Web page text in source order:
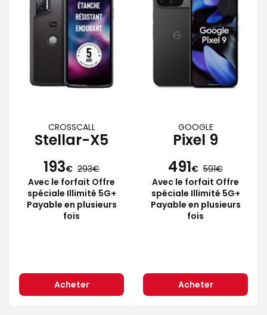
CROSSCALL
Stellar-X5
193€ 293
Avec le forfait Offre
spéciale Illimité 5G+
Payable en plusieurs
fois
Acheter
GOOGLE
Pixel 9
491€ 591
Avec le forfait Offre
spéciale Illimité 5G+
Payable en plusieurs
fois
Acheter